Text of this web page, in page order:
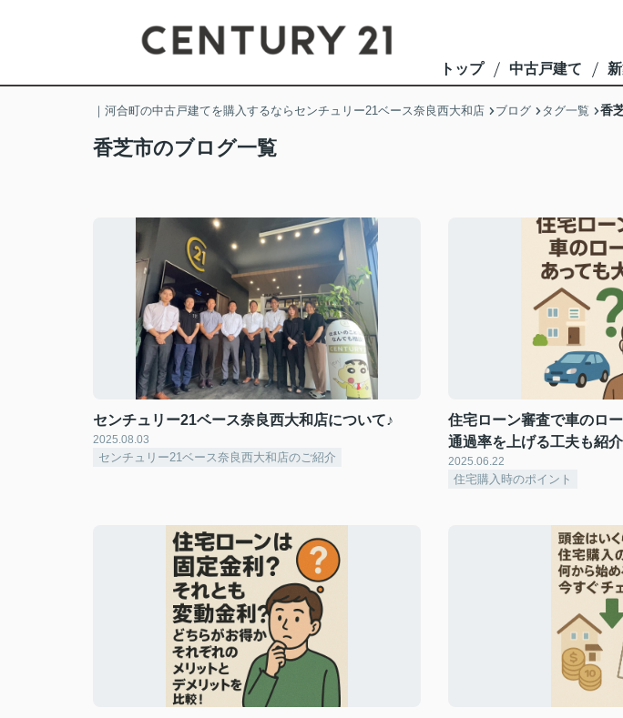
トップ 中古戸建て
｜河合町の中古戸建てを購入するならセンチュリー21ベース奈良西大和店 ブログ タグ一覧 香
香芝市のブログ一覧
センチュリー21ベース奈良西大和店について♪
2025.08.03
センチュリー21ベース奈良西大和店のご紹介
住宅ローン審査で車のロ
通過率を上げる工夫も紹介
2025.06.22
住宅購入時のポイント